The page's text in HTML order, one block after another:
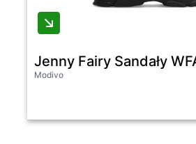
Jenny Fairy Sandały
Modivo